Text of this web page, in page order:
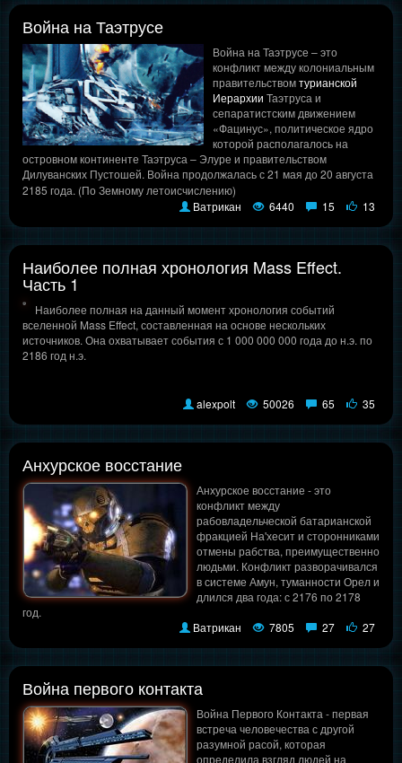
Война на Таэтрусе
Война на Таэтрусе – это
конфликт между колониальным
правительствомтурианской
Иерархии Таэтруса и
сепаратистским движением
«Фацинус», политическое ядро
которой располагалось на
островном континенте Таэтруса – Элуре и правительством
Дилуванских Пустошей. Война продолжалась с 21 мая до 20 августа
2185 года. (По Земному летоисчислению)
Ватрикан
6440 15 13
Наиболее полная хронология Mass Effect.
Часть 1
Наиболее полная на данный момент хронология событий
вселенной Mass Effect, составленная на основе нескольких
источников. Она охватывает события с 1 000 000 000 года до н.э. по
2186 год н.э.
alexpolt 50026 65 35
Анхурское восстание
Анхурское восстание - это
конфликт между
рабовладельческой батарианской
фракцией На'хесит и сторонниками
отмены рабства, преимущественно
людьми. Конфликт разворачивался
в системе Амун, туманности Орел и
длился два года: с 2176 по 2178
год.
Ватрикан
7805 27 27
Война первого контакта
Война Первого Контакта - первая
встреча человечества с другой
разумной расой, которая
определила взгляд людей на